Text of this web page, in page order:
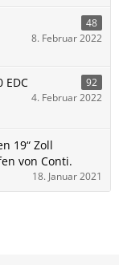
48
8. Februar 2022
EDC 92
4. Februar 2022
19“ Zoll
von Conti.
18. Januar 2021